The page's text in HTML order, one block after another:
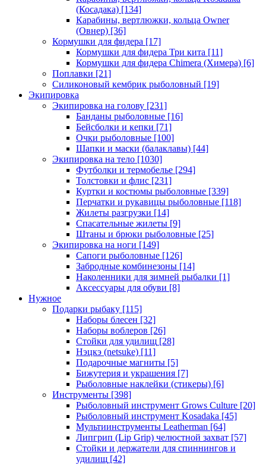
(Косадака) [134]
Карабины, вертлюжки, кольца Owner
(Овнер) [36]
Кормушки для фидера [17]
Кормушки для фидера Три кита [11]
Кормушки для фидера Chimera (Химера) [6]
Поплавки [21]
Силиконовый кембрик рыболовный [19]
Экипировка
Экипировка на голову [231]
Банданы рыболовные [16]
Бейсболки и кепки [71]
Очки рыболовные [100]
Шапки и маски (балаклавы) [44]
Экипировка на тело [1030]
Футболки и термобелье [294]
Толстовки и флис [231]
Куртки и костюмы рыболовные [339]
Перчатки и рукавицы рыболовные [118]
Жилеты разгрузки [14]
Спасательные жилеты [9]
Штаны и брюки рыболовные [25]
Экипировка на ноги [149]
Сапоги рыболовные [126]
Забродные комбинезоны [14]
Наколенники для зимней рыбалки [1]
Аксессуары для обуви [8]
Нужное
Подарки рыбаку [115]
Наборы блесен [32]
Наборы воблеров [26]
Стойки для удилищ [28]
Нэцкэ (netsuke) [11]
Подарочные магниты [5]
Бижутерия и украшения [7]
Рыболовные наклейки (стикеры) [6]
Инструменты [398]
Рыболовный инструмент Grows Culture [20]
Рыболовный инструмент Kosadaka [45]
Мультиинструменты Leatherman [64]
Липгрип (Lip Grip) челюстной захват [57]
Стойки и держатели для спиннингов и
удилищ [42]